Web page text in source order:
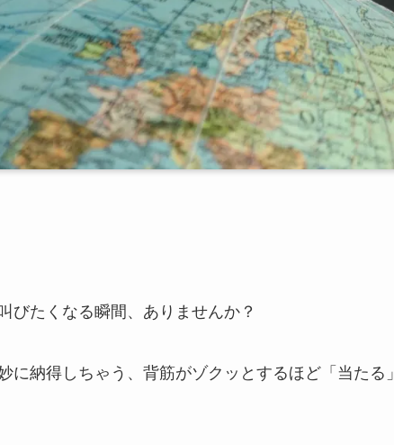
びたくなる瞬間、ありませんか？
納得しちゃう、背筋がゾクッとするほど「当たる」